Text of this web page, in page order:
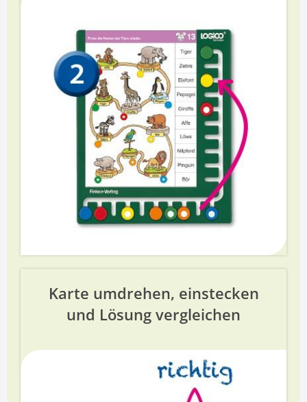
Karte umdrehen, einstecken
und Lösung vergleichen